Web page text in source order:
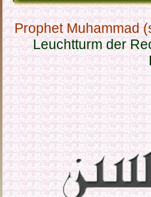
Prophet Muhammad
Leuchtturm der